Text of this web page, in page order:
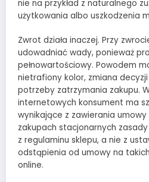
nie na przykład z naturalnego
użytkowania albo uszkodzenia
Zwrot działa inaczej. Przy
udowadniać wady, ponieważ
pełnowartościowy. Powodem
nietrafiony kolor, zmiana
potrzeby zatrzymania zakupu.
internetowych konsument ma
wynikające z zawierania umowy
zakupach stacjonarnych
z regulaminu sklepu, a nie z
odstąpienia od umowy na
online.